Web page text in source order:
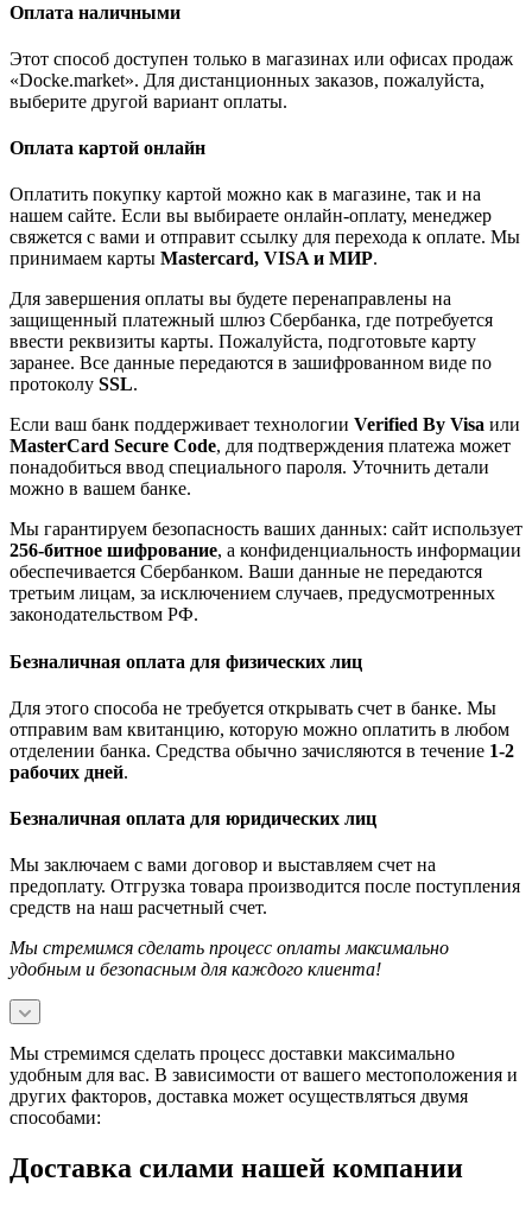
Оплата наличными
Этот способ доступен только в магазинах или офисах продаж
«Docke.market». Для дистанционных заказов, пожалуйста,
выберите другой вариант оплаты.
Оплата картой онлайн
Оплатить покупку картой можно как в магазине, так и на
нашем сайте. Если вы выбираете онлайн-оплату, менеджер
свяжется с вами и отправит ссылку для перехода к оплате. Мы
принимаем карты Mastercard, VISA и МИР.
Для завершения оплаты вы будете перенаправлены на
защищенный платежный шлюз Сбербанка, где потребуется
ввести реквизиты карты. Пожалуйста, подготовьте карту
заранее. Все данные передаются в зашифрованном виде по
протоколу SSL.
Если ваш банк поддерживает технологии Verified By Visa или
MasterCard Secure Code, для подтверждения платежа может
понадобиться ввод специального пароля. Уточнить детали
можно в вашем банке.
Мы гарантируем безопасность ваших данных: сайт использует
256-битное шифрование, а конфиденциальность информации
обеспечивается Сбербанком. Ваши данные не передаются
третьим лицам, за исключением случаев, предусмотренных
законодательством РФ.
Безналичная оплата для физических лиц
Для этого способа не требуется открывать счет в банке. Мы
отправим вам квитанцию, которую можно оплатить в любом
отделении банка. Средства обычно зачисляются в течение 1-2
рабочих дней.
Безналичная оплата для юридических лиц
Мы заключаем с вами договор и выставляем счет на
предоплату. Отгрузка товара производится после поступления
средств на наш расчетный счет.
Мы стремимся сделать процесс оплаты максимально
удобным и безопасным для каждого клиента!
Мы стремимся сделать процесс доставки максимально
удобным для вас. В зависимости от вашего местоположения и
других факторов, доставка может осуществляться двумя
способами:
Доставка силами нашей компании